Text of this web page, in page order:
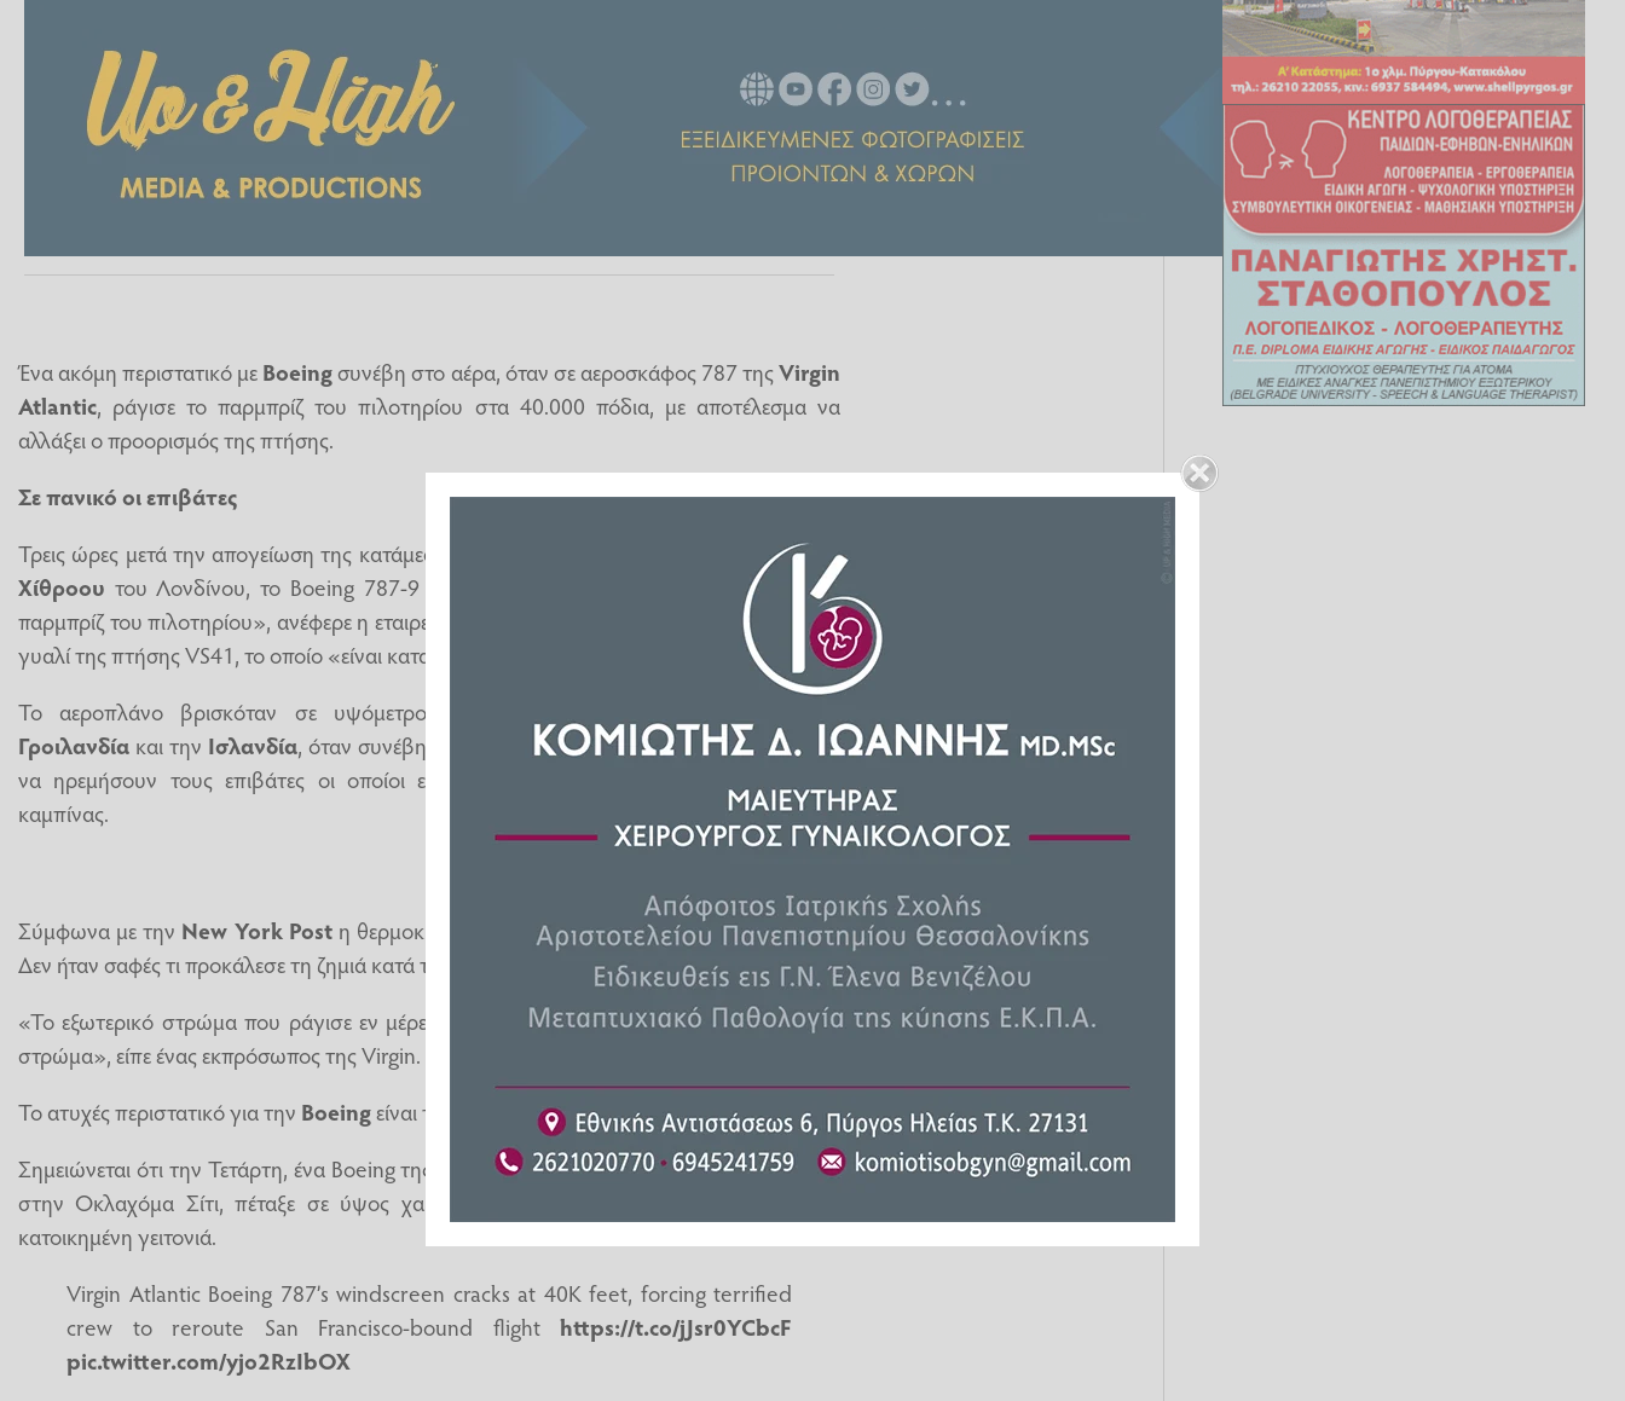
Ένα ακόμη περιστατικό μεBoeingσυνέβη στο αέρα, όταν σε αεροσκάφος 787 τηςVirgin
Atlantic, ράγισε το παρμπρίζ του πιλοτηρίου στα 40.000 πόδια, με αποτέλεσμα να
αλλάξει ο προορισμός της πτήσης.
Σε πανικό οι επιβάτες
Τρεις ώρες μετά την απογείωση της κατάμεστης εμπορικής πτήσης από το
αεροδρόμιο
Χίθροου του Λονδίνου, το Boeing 787-9 υπέστη «ζημία στο εξωτερικό στρώμα του
παρμπρίζ του πιλοτηρίου», ανέφερε η εταιρεία, σημειώνοντας ότι η ρωγμή διείσδυσε στο
γυαλί της πτήσης VS41, το οποίο «είναι κατασκευασμένο από πολλαπλά στρώματα».
Το αεροπλάνο βρισκόταν σε υψόμετρο
Γροιλανδία και την Ισλανδία, όταν συνέβη το περιστατικό και οι πιλότοι προσπάθησαν
να ηρεμήσουν τους επιβάτες οι οποίοι εξέφραζαν φόβους περί αποσυμπίεσης της
καμπίνας.
Σύμφωνα με την New York Postη θερμοκρασία έξω ήταν στους -58 βαθμούς Κελσίου.
Δεν ήταν σαφές τι προκάλεσε τη ζημιά κατά τη διάρκεια της πτήσης.
«Το εξωτερικό στρώμα που ράγισε εν μέρει είναι ένα μη δομικό, ανθεκτικό στη φθορά
στρώμα», είπε ένας εκπρόσωπος της Virgin.
Το ατυχές περιστατικό για την Boeingείναι το πιο πρόσφατο από μια σειρά αστοχιών.
Σημειώνεται ότι την Τετάρτη, ένα Boeing της
SouthwestAirlinesκατά την προσγείωση
στην Οκλαχόμα Σίτι, πέταξε σε ύψος χαμηλότερο των 500 ποδιών πάνω από μια
κατοικημένη γειτονιά.
Virgin Atlantic Boeing 787’s windscreen cracks at 40K feet, forcing terrified
crew to reroute San Francisco-bound flight https://t.co/jJsr0YCbcF
pic.twitter.com/yjo2RzIbOX